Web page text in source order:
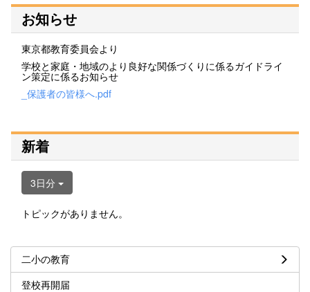
お知らせ
東京都教育委員会より
学校と家庭・地域のより良好な関係づくりに係るガイドライ
ン策定に係るお知らせ
_保護者の皆様へ.pdf
新着
3日分
トピックがありません。
二小の教育
登校再開届